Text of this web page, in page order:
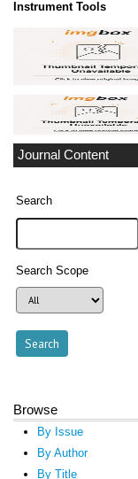
Instrument Tools
Journal Content
Search
Search Scope
Browse
By Issue
By Author
By Title